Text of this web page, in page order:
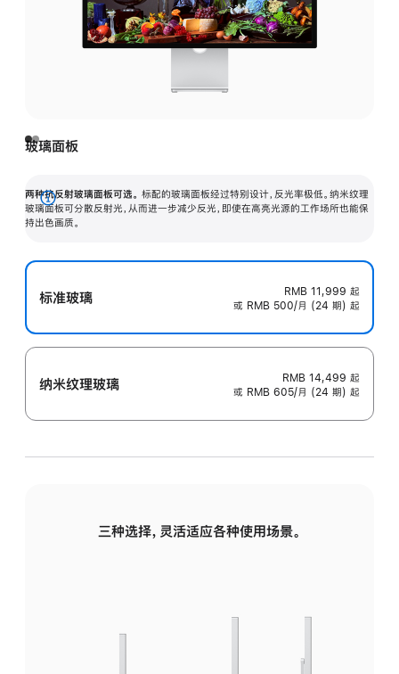
玻璃面板
两种抗反射玻璃面板可选。 标配的玻璃面板经过特别设计，反光率极低。纳米纹理
玻璃面板可分散反射光，从而进一步减少反光，即使在高亮光源的工作场所也能保
持出色画质。
展
开
标准玻璃 RMB 11,999 起
或 RMB 500/月 (24 期) 起
纳米纹理玻璃 RMB 14,499 起
或 RMB 605/月 (24 期) 起
三种选择，灵活适应各种使用场景。